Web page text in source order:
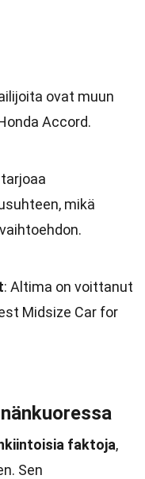
ovat muun
Accord.
mikä
: Altima on voittanut
Midsize Car for
faktoja,
Sen